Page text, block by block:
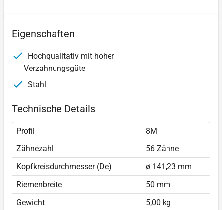
Eigenschaften
Hochqualitativ mit hoher
Verzahnungsgüte
Stahl
Technische Details
Profil
8M
Zähnezahl
56 Zähne
Kopfkreisdurchmesser (De)
ø 141,23 mm
Riemenbreite
50 mm
Gewicht
5,00 kg